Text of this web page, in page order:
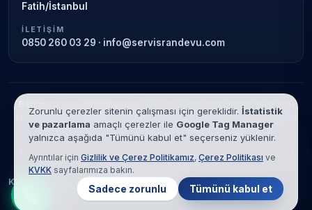
Fatih/İstanbul
İLETIŞIM
0850 260 03 29 · info@servisrandevu.com
Garanti süresi sona ermiş veya özel
servis kapsamındaki cihazlar için hizmet verilir. Marka adları yalnızca
tanımlama amaçlıdır; yetkili servis ilişkisi bulunmamaktadır.
© 2026 SRT Elektronik Analiz Laboratuvar Sanayi Ve Ticaret Limited
Şirketi. Tüm hakları saklıdır.
KVKK
Çerez Politikası Hizmet Şartları
Zorunlu çerezler sitenin çalışması için gereklidir. İstatistik
ve pazarlama amaçlı çerezler ile Google Tag Manager
yalnızca aşağıda "Tümünü kabul et" seçerseniz yüklenir.
Ayrıntılar için Gizlilik ve Çerez Politikamız, Çerez Politikası ve
KVKK sayfalarımıza bakın.
Sadece zorunlu Tümünü kabul et